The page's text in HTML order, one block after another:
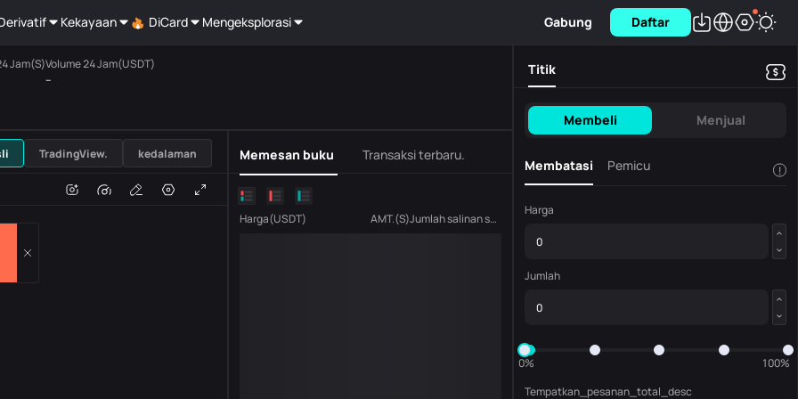
Kekayaan DiCard Mengeksplorasi Gabung Daftar
Jam(S)Volume 24 Jam(USDT)
--
USDT
Volume
TradingView. kedalaman Memesan buku Transaksi terbaru.
Harga(USDT) AMT.(S) Jumlah salinan saat ini S)
Titik
Membeli Menjual
Membatasi Pemicu !
Harga
Jumlah
0%
100%
Tempatkan_pesanan_total_desc